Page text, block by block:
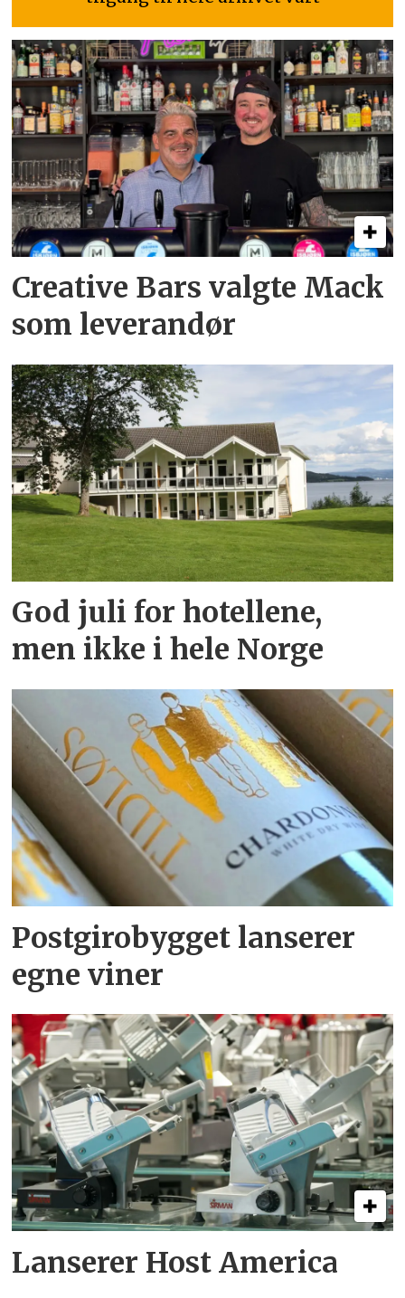
Creative Bars valgte Mack
som leverandør
God juli for hotellene,
men ikke i hele Norge
Postgirobygget lanserer
egne viner
Lanserer Host America